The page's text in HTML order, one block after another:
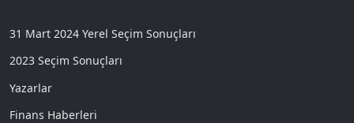
31 Mart 2024 Yerel Seçim Sonuçları
2023 Seçim Sonuçları
Yazarlar
Finans Haberleri